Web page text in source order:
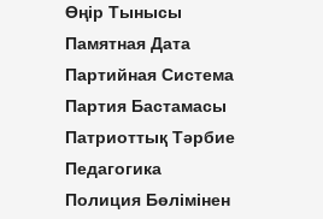
Өңір Тынысы
Памятная Дата
Партийная Система
Партия Бастамасы
Патриоттық Тәрбие
Педагогика
Полиция Бөлімінен